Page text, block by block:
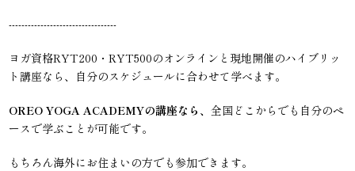
----------------------------------
ヨガ資格RYT200・RYT500のオンラインと現地開催のハイブリッ
ト講座なら、自分のスケジュールに合わせて学べます。
OREO YOGA ACADEMYの講座なら、全国どこからでも自分のペ
ースで学ぶことが可能です。
もちろん海外にお住まいの方でも参加できます。